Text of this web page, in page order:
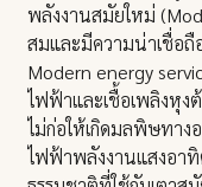
พลังงานสมัยใหม่
สมและมีความน่าเชื่อถื
Modern energy
ไฟฟ้าและเชื้อเพลิงหุ
ไม่ก่อให้เกิดมลพิษทาง
ไฟฟ้าพลังงานแสงอา